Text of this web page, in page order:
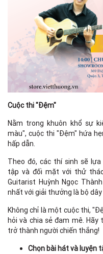
Cuộc thi "Đệm"
Nằm trong khuôn khổ sự
màu", cuộc thi "Đệm" hứa
hấp dẫn.
Theo đó, các thí sinh sẽ
tập và đối mặt với thử
Guitarist Huỳnh Ngọc
nhất với giải thưởng là bộ
Không chỉ là một cuộc thi,
hỏi và chia sẻ đam mê.
trở thành người chiến thắng!
Chọn bài hát và luyện